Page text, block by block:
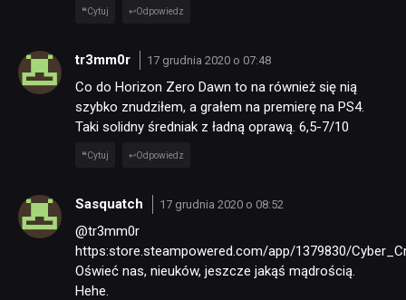
Cytuj Odpowiedz
tr3mm0r 17 grudnia 2020 o 07:48
Co do Horizon Zero Dawn to na również się nią
szybko znudziłem, a grałem na premierę na PS4.
Taki solidny średniak z ładną oprawą. 6,5-7/10
Cytuj Odpowiedz
Sasquatch 17 grudnia 2020 o 08:52
@tr3mm0r
https:store.steampowered.com/app/1379830/
Oświeć nas, nieuków, jeszcze jakąś mądrością.
Hehe.